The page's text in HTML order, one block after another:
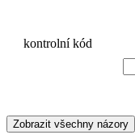
kontrolní kód